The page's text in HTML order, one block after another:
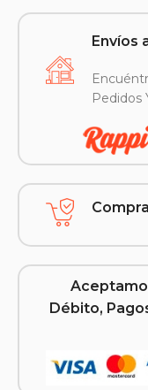
Envíos
Pedidos
Débito,